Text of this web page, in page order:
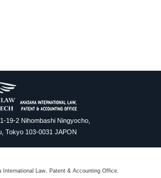
19-2 Nihombashi Ningyocho,
Tokyo 103-0031 JAPON
Law, Patent & Accounting Office.